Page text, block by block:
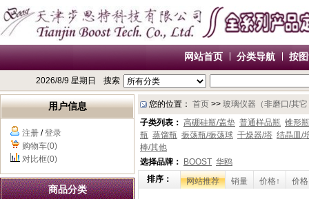
网站首页 分类导航 按
2026/8/9 星期日 搜索
用户信息
注册 /登录
购物车(0)
对比框(0)
商品分类
您的位置： 首页 >> 玻璃仪器（非磨口/其
子类列表： 高硼硅瓶/盖垫 普通样品瓶 锥形瓶
瓶 蒸馏瓶 振荡瓶/振荡球 干燥器/塔 结晶皿/
棒/其他
选择品牌：
BOOST 华鸥
排序：
网站推荐 销量 价格↑ 价